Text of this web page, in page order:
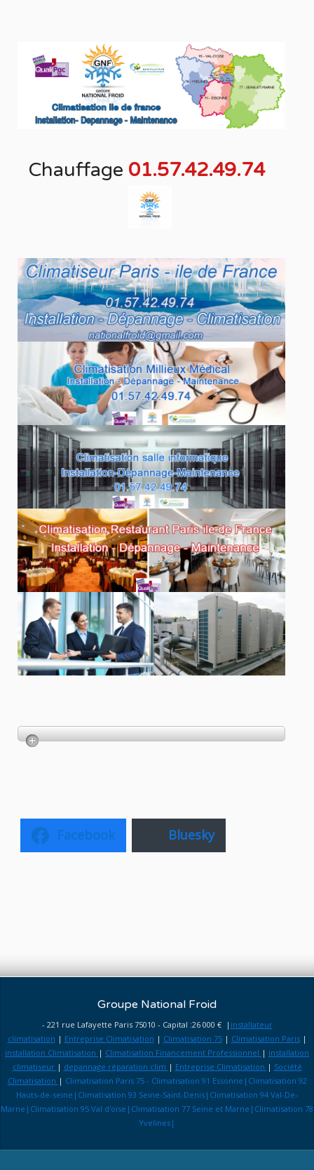
Chauffage 01.57.42.49.74
Facebook Bluesky
Groupe National Froid
- 221 rue Lafayette Paris 75010 - Capital :26 000 € | installateur
climatisation | Entreprise Climatisation | Climatisation 75| Climatisation Paris|
installation Climatisation | Climatisation Financement Professionnel | installation
climatiseur | depannage réparation clim | Entreprise Climatisation | Société
Climatisation | Climatisation Paris 75 - Climatisation 91 Essonne|Climatisation 92
Hauts-de-seine|Climatisation 93 Seine-Saint-Denis|Climatisation 94 Val-De-
Marne|Climatisation 95 Val d'oise|Climatisation 77 Seine et Marne|Climatisation 78
Yvelines|